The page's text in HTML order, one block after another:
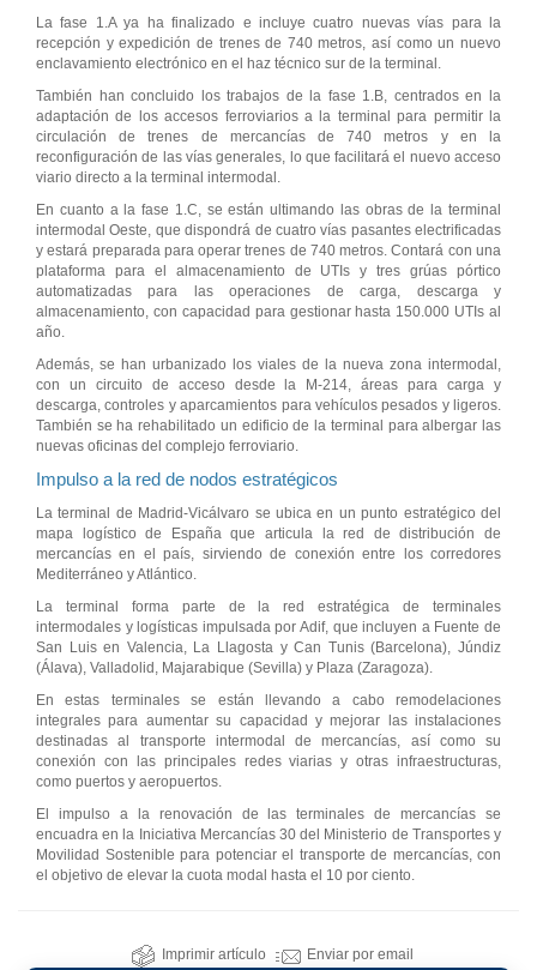
La fase 1.A ya ha finalizado e incluye cuatro nuevas vías para la
recepción y expedición de trenes de 740 metros, así como un nuevo
enclavamiento electrónico en el haz técnico sur de la terminal.
También han concluido los trabajos de la fase 1.B, centrados en la
adaptación de los accesos ferroviarios a la terminal para permitir la
circulación de trenes de mercancías de 740 metros y en la
reconfiguración de las vías generales, lo que facilitará el nuevo acceso
viario directo a la terminal intermodal.
En cuanto a la fase 1.C, se están ultimando las obras de la terminal
intermodal Oeste, que dispondrá de cuatro vías pasantes electrificadas
y estará preparada para operar trenes de 740 metros. Contará con una
plataforma para el almacenamiento de UTIs y tres grúas pórtico
automatizadas para las operaciones de carga, descarga y
almacenamiento, con capacidad para gestionar hasta 150.000 UTIs al
año.
Además, se han urbanizado los viales de la nueva zona intermodal,
con un circuito de acceso desde la M-214, áreas para carga y
descarga, controles y aparcamientos para vehículos pesados y ligeros.
También se ha rehabilitado un edificio de la terminal para albergar las
nuevas oficinas del complejo ferroviario.
Impulso a la red de nodos estratégicos
La terminal de Madrid-Vicálvaro se ubica en un punto estratégico del
mapa logístico de España que articula la red de distribución de
mercancías en el país, sirviendo de conexión entre los corredores
Mediterráneo y Atlántico.
La terminal forma parte de la red estratégica de terminales
intermodales y logísticas impulsada por Adif, que incluyen a Fuente de
San Luis en Valencia, La Llagosta y Can Tunis (Barcelona), Júndiz
(Álava), Valladolid, Majarabique (Sevilla) y Plaza (Zaragoza).
En estas terminales se están llevando a cabo remodelaciones
integrales para aumentar su capacidad y mejorar las instalaciones
destinadas al transporte intermodal de mercancías, así como su
conexión con las principales redes viarias y otras infraestructuras,
como puertos y aeropuertos.
El impulso a la renovación de las terminales de mercancías se
encuadra en la Iniciativa Mercancías 30 del Ministerio de Transportes y
Movilidad Sostenible para potenciar el transporte de mercancías, con
el objetivo de elevar la cuota modal hasta el 10 por ciento.
Imprimir artículo Enviar por email